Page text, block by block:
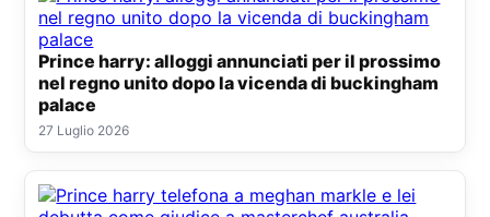
Prince harry: alloggi annunciati per il prossimo
nel regno unito dopo la vicenda di buckingham
palace
27 Luglio 2026